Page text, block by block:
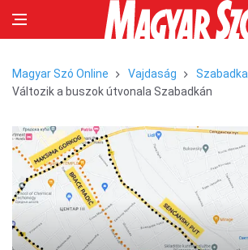
Magyar Szó Online Vajdaság
Szabadka
Változik a buszok útvonala Szabadkán